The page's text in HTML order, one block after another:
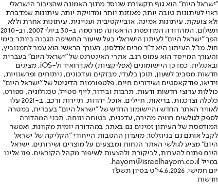
"ישראל היום" הוא גוף תקשורת שנוסד מתוך האמונה שהציבור הישראלי
ראוי לעיתונות טובה יותר, מאוזנת יותר ומדויקת יותר. עיתונות שמדברת
ולא צועקת. עיתונות אמינה, אובייקטיבית ועניינית. עיתונות אחרת וללא
תשלום. המהדורה המודפסת הראשונה פורסמה ב-30 ביולי 2007, וב-2010
הפך "ישראל היום" לעיתון הישראלי בעל שיעור החשיפה הגבוה ביותר בימי
חול. מו"ל העיתון היא ד"ר מרים אדלסון. העורך הראשי הוא עמר לחמנוביץ,
והעורך המייסד הוא עמוס רגב. אתרי האינטרנט של "ישראל היום" בעברית
ובאנגלית, כמו כן היישומונים (אפליקציות) לאנדרואיד ול-iOS, מציגים
חדשות מסביב לשעון, תוכן בלעדי, מבזקים ועדכונים, ניתוחים ופרשנויות,
וידיאו, פודקאסטים ושידורים חיים. פלטפורמות הדיגיטל של "ישראל היום"
כוללות ערוצי חדשות ודעות, תרבות ובידור, לייף סטייל, טכנולוגיה, ספורט,
כלכלה וצרכנות, בריאות, חיילים, אוכל, יהדות, תיירות ורכב. ב-2021 עלו
לאוויר האתר החדש והיישומון החדש של "ישראל היום" בעברית, במטרה
לספק לגולשים חוויה מהירה, עדכנית, בטוחה ונוחה. תכני המהדורה
המודפסת של העיתון זמינים גם באתר, במהדורה יומית מקוונת, ואפשר
לקבל אותם גם בניוזלטר. מועדון ההטבות הייחודי "הקליקה של ישראל
היום" מציע לגולשי האתר הנחות ומבצעים על מוצרים ושירותים. ישראל
היום פתוח להערות, לביקורת ולהצעות לשיפור מקהל הקוראים. פנו אלינו
במייל hayom@israelhayom.co.il.
יום חמישי, 4.6.2026
י"ט בסיון תשפ"ו
חדשות